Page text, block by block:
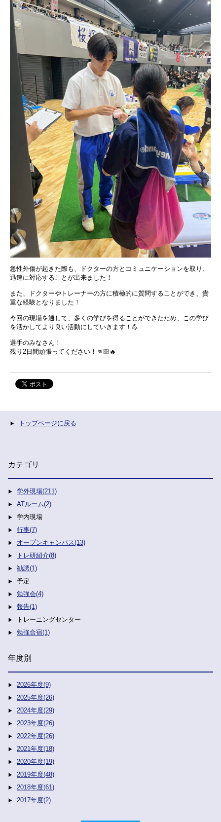
急性外傷が起きた際も、ドクターの方とコミュニケーションを取り、‪
迅速に対応することが出来ました！
また、ドクターやトレーナーの方に積極的に質問することができ、貴
重な経験となりました！
今回の現場を通して、多くの学びを得ることができたため、この学び
を活かしてより良い活動にしていきます！💪
選手のみなさん！
残り2日間頑張ってください！👊🏻🔥
トップページに戻る
カテゴリ
学外現場(211)
ATルーム(2)
学内現場
行事(7)
オープンキャンパス(13)
トレ研紹介(8)
勧誘(1)
予定
勉強会(4)
報告(1)
トレーニングセンター
勉強合宿(1)
年度別
2026年度(9)
2025年度(26)
2024年度(29)
2023年度(26)
2022年度(26)
2021年度(18)
2020年度(19)
2019年度(48)
2018年度(61)
2017年度(2)